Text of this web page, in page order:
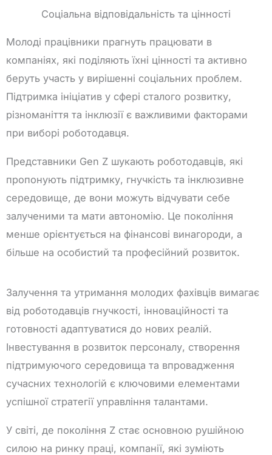
Соціальна відповідальність та цінності
Молоді працівники прагнуть працювати в
компаніях, які поділяють їхні цінності та активно
беруть участь у вирішенні соціальних проблем.
Підтримка ініціатив у сфері сталого розвитку,
різноманіття та інклюзії є важливими факторами
при виборі роботодавця.
Представники Gen Z шукають роботодавців, які
пропонують підтримку, гнучкість та інклюзивне
середовище, де вони можуть відчувати себе
залученими та мати автономію. Це покоління
менше орієнтується на фінансові винагороди, а
більше на особистий та професійний розвиток.
Залучення та утримання молодих фахівців вимагає
від роботодавців гнучкості, інноваційності та
готовності адаптуватися до нових реалій.
Інвестування в розвиток персоналу, створення
підтримуючого середовища та впровадження
сучасних технологій є ключовими елементами
успішної стратегії управління талантами.
У світі, де покоління Z стає основною рушійною
силою на ринку праці, компанії, які зуміють